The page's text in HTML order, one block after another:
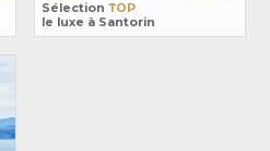
Sélection TOP
le luxe à Santorin